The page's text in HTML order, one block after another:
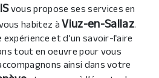
vous propose ses services en
habitez àViuz-en-Sallaz.
et d’un savoir-faire
tout en oeuvre pour vous
ainsi dans votre